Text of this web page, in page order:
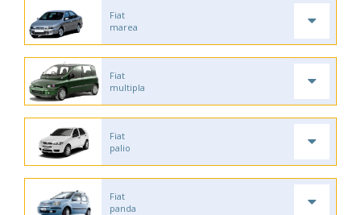
Fiat
marea
Fiat
multipla
Fiat
palio
Fiat
panda